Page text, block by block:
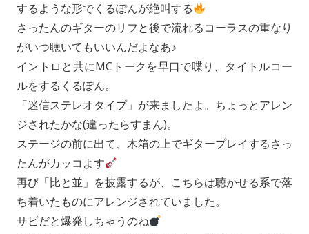
するような形でくるぽんが絶叫する
さったんのギターのリフと後で流れるコーラスの重なり
がいつ聴いてもいいんだよなあ♪
イントロと共にMCトークを早口で喋り、タイトルコー
ルをするくるぽん。
「迷信ステレオタイプ」が来ましたよ。ちょっとアレン
ジされたかな(違ったらすまん)。
ステージの前に出て、木箱の上でギタープレイするさっ
たんがカッコよす
再び「比と並」を披露するが、こちらは聴かせる系で落
ち着いたものにアレンジされていました。
サビだと爆発しちゃうのね